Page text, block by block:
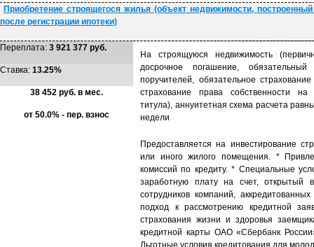
Приобретение строящегося жилья (объект недвижимости,
после регистрации ипотеки)
Переплата: 3 921 377 руб.
На строящуюся недвижимость
досрочное погашение,
поручителей, обязательное
страхование права собственности
титула), аннуитетная схема расчета
недели
Ставка: 13.25%
38 452 руб. в мес.
от 50.0% - пер. взнос
Предоставляется на инвестирование
или иного жилого помещения. *
комиссий по кредиту. * Специальные
заработную плату на счет,
сотрудников компаний,
подход к рассмотрению кредитной
страхования жизни и здоровья
кредитной карты ОАО «Сбербанк
Льготные условия кредитования для